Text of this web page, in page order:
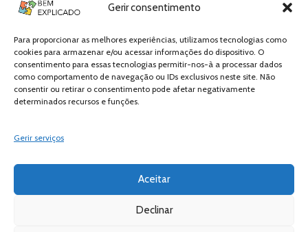
Gerir consentimento
Para proporcionar as melhores experiências, utilizamos tecnologias como
cookies para armazenar e/ou acessar informações do dispositivo. O
consentimento para essas tecnologias permitir-nos-à a processar dados
como comportamento de navegação ou IDs exclusivos neste site. Não
consentir ou retirar o consentimento pode afetar negativamente
determinados recursos e funções.
Gerir serviços
Aceitar
Declinar
Explicado
Fica a par de todas as novidades! Zero
Spam, apenas novidades e novos
conteúdos!